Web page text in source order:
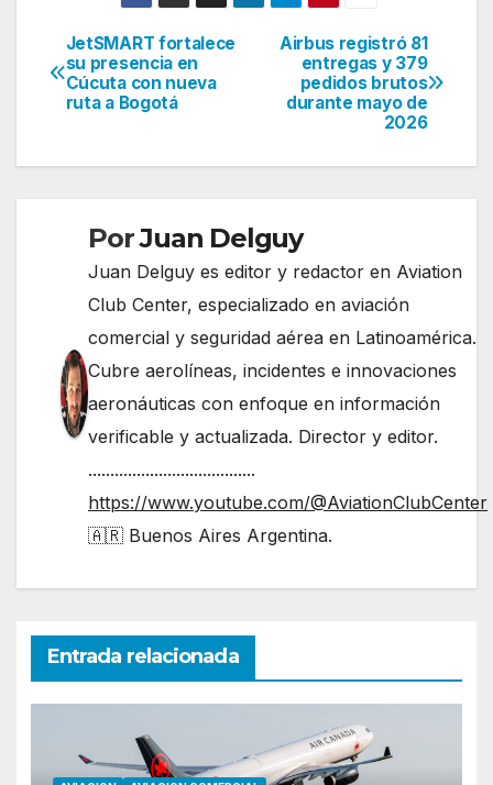
Navegación
de
Airbus registró 81
entregas y 379
pedidos brutos
durante mayo de
2026
JetSMART fortalece
su presencia en
Cúcuta con nueva
ruta a Bogotá
PorJuan Delguy
Juan Delguy es editor y redactor en Aviation
Club Center, especializado en aviación
comercial y seguridad aérea en Latinoamérica.
Cubre aerolíneas, incidentes e innovaciones
aeronáuticas con enfoque en información
verificable y actualizada. Director y editor.
......................................
https://www.youtube.com/@AviationClubCenter
🇦🇷 Buenos Aires Argentina.
Entrada relacionada